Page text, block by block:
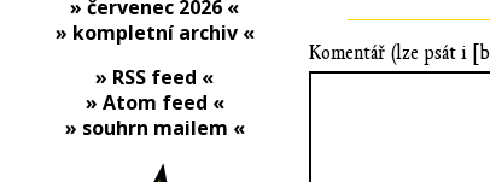
Komentář (lze psát i [b]
» červenec 2026 «
» kompletní archiv «
» RSS feed «
» Atom feed «
» souhrn mailem «